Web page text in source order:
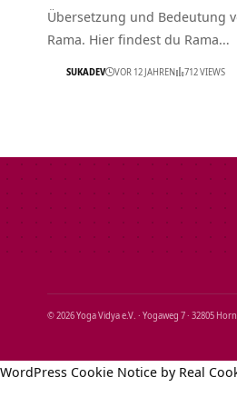
Übersetzung und Bedeutung
Rama. Hier findest du Rama…
SUKADEV VOR 12 JAHREN 712 VIEWS
© 2026 Yoga Vidya e.V. · Yogaweg 7 · 32805
WordPress Cookie Notice by Real